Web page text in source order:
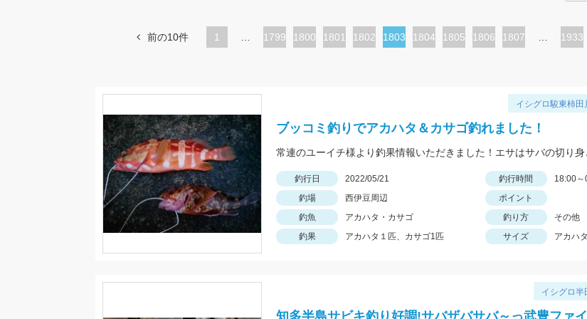
前の10件 1
ペ
1799
ペ
1800
ペ
1801
ペ
1802
カ
ペ
1803
ペ
1804
ペ
1805
ペ
1806
ペ
1807 1933
イシグロ駿東柿田
ブッコミ釣りでアカハタ＆カサゴ釣れました！
常連のユーイチ様より釣果情報いただきました！エサはサバの切り身
釣行日 2022/05/21 釣行時間
18:00～
釣場
西伊豆周辺
ポイント
釣魚
アカハタ・カサゴ 釣り方
その他
釣果
アカハタ１匹、カサゴ1匹 サイズ アカハ
イシグロ半
知多半島サビキ釣り好調!サバザバサバ～っ武豊ファ